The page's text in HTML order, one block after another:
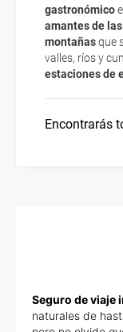
gastronómico
amantes de
montañasque
valles, ríos y
estaciones de
Encontrarás
imprimir y llevar
Esta
check-in el día de
Seguro de viaje
naturales de